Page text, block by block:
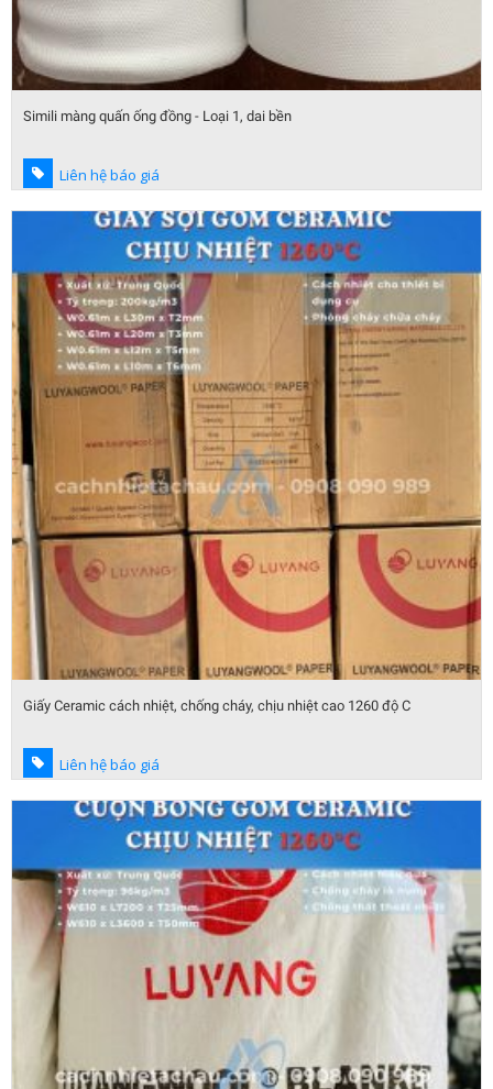
Simili màng quấn ống đồng - Loại 1, dai bền
Liên hệ báo giá
Giấy Ceramic cách nhiệt, chống cháy, chịu nhiệt cao 1260 độ C
Liên hệ báo giá